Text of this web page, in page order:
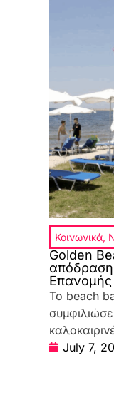
Κοινωνικά,
Golden
Επανομής
Το beach
July 7,